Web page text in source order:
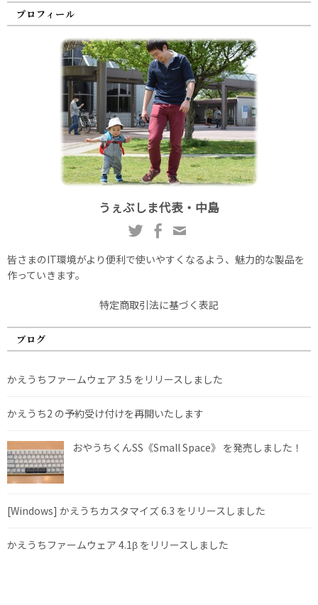
プロフィール
うぇぶしま代表・中島
皆さまのIT環境がより便利で使いやすくなるよう、魅力的な製品を
作っていきます。
特定商取引法に基づく表記
ブログ
かえうちファームウェア 3.5 をリリースしました
かえうち2 の予約受け付けを再開いたします
おやうちくんSS《Small Space》 を発売しました！
[Windows] かえうちカスタマイズ 6.3 をリリースしました
かえうちファームウェア 4.1β をリリースしました